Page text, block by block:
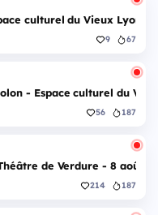
culturel du Vieux Lyon -
9 67
- Espace culturel du
56 187
de Verdure - 8 août
214 187